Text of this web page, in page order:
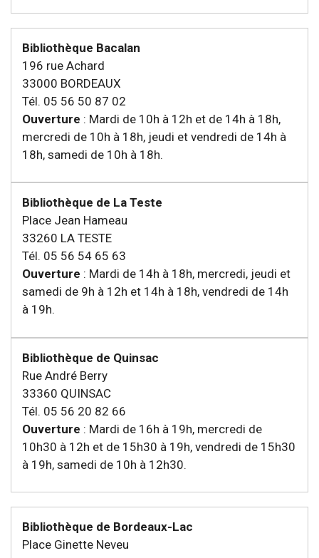
Bibliothèque Bacalan
196 rue Achard
33000 BORDEAUX
Tél. 05 56 50 87 02
Ouverture : Mardi de 10h à 12h et de 14h à 18h,
mercredi de 10h à 18h, jeudi et vendredi de 14h à
18h, samedi de 10h à 18h.
Bibliothèque de La Teste
Place Jean Hameau
33260 LA TESTE
Tél. 05 56 54 65 63
Ouverture : Mardi de 14h à 18h, mercredi, jeudi et
samedi de 9h à 12h et 14h à 18h, vendredi de 14h
à 19h.
Bibliothèque de Quinsac
Rue André Berry
33360 QUINSAC
Tél. 05 56 20 82 66
Ouverture : Mardi de 16h à 19h, mercredi de
10h30 à 12h et de 15h30 à 19h, vendredi de 15h30
à 19h, samedi de 10h à 12h30.
Bibliothèque de Bordeaux-Lac
Place Ginette Neveu